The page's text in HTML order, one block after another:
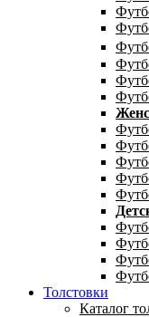
Толстовки
Каталог